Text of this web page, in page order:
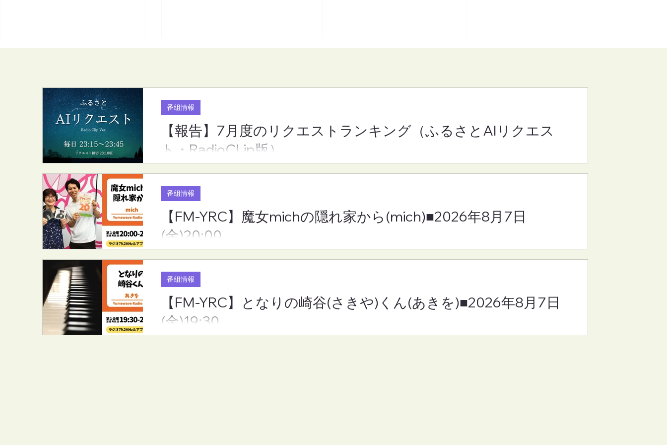
【報告】7月度のリクエスト
ランキング（ふるさとAIリク
エスト・RadioCLip版）
【FM-YRC】魔女michの隠れ
家から(mich)■2026年8月7日
【FM-YRC】となりの崎谷(さ
【報告】7月度のリクエストランキング（ふるさとAIリクエス
ト・RadioCLip版）
番組情報
【FM-YRC】魔女michの隠れ家から(mich)■2026年8月7日
(金)20:00
番組情報
【FM-YRC】となりの崎谷(さきや)くん(あきを)■2026年8月7日
(金)19:30
番組情報